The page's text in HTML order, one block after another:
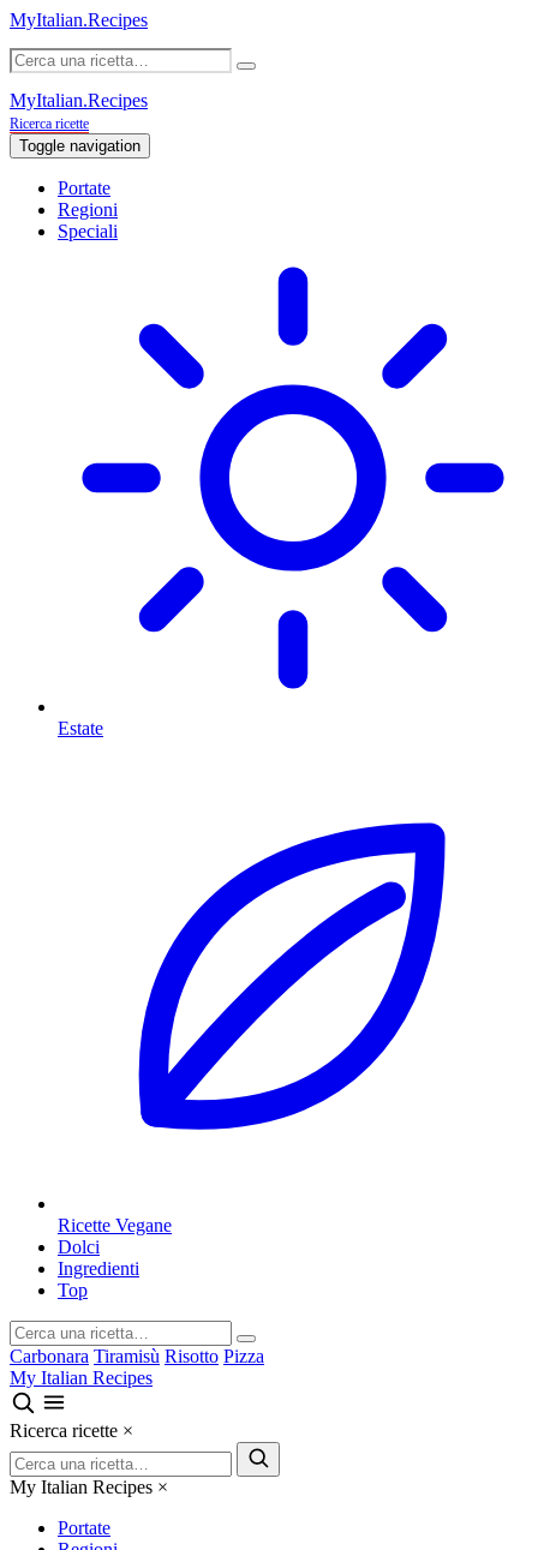
MyItalian.Recipes
MyItalian.Recipes
Ricerca ricette
Toggle navigation
Portate
Regioni
Speciali
Estate
Ricette Vegane
Dolci
Ingredienti
Top
Carbonara Tiramisù Risotto Pizza
My Italian Recipes
Ricerca ricette ×
My Italian Recipes ×
Portate